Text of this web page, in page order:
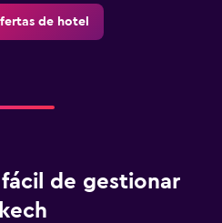
de hotel
de gestionar